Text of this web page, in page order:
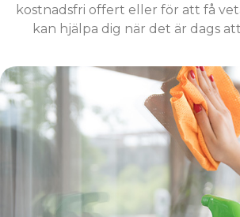
kostnadsfri offert eller för att få
kan hjälpa dig när det är dags